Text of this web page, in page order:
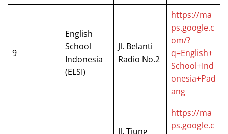
9
English
School
Indonesia
(ELSI)
Jl. Belanti
Radio No.2
https://ma
ps.google.c
om/?
q=English+
School+Ind
onesia+Pad
ang
Jl. Tiung
https://ma
ps.google.c